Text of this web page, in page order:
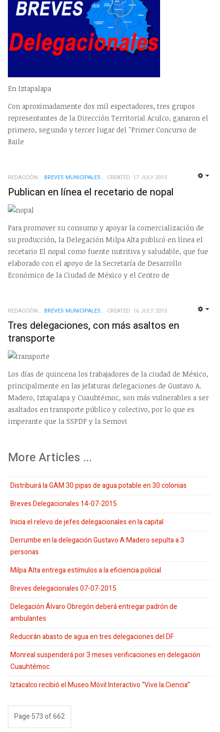
En Iztapalapa
Con aproximadamente dos mil espectadores, tres grupos
representantes de la Dirección Territorial Aculco, ganaron el
primero, segundo y tercer lugar del "Primer Concurso de
Baile
REDACCIÒN BREVES MUNICIPALES CREATED: 17 JULY 2015
Publican en línea el recetario de nopal
Para promover su consumo y apoyar la comercialización de
su producción, la Delegación Milpa Alta publicó en línea el
recetario El nopal como fuente nutritiva y saludable, que fue
elaborado con el apoyo de la Secretaría de Desarrollo
Económico de la Ciudad de México y el Centro de
REDACCIÒN BREVES MUNICIPALES CREATED: 16 JULY 2015
Tres delegaciones, con más asaltos en
transporte
Los días de quincena los trabajadores de la ciudad de México,
principalmente en las jefaturas delegaciones de Gustavo A.
Madero, Iztapalapa y Cuauhtémoc, son más vulnerables a ser
asaltados en transporte público y colectivo, por lo que es
imperante que la SSPDF y la Semovi
More Articles ...
Distribuirá la GAM 30 pipas de agua potable en 30 colonias
Breves Delegacionales 14-07-2015
Inicia el relevo de jefes delegacionales en la capital
Derrumbe en la delegación Gustavo A Madero sepulta a 3
personas
Milpa Alta entrega estímulos a la eficiencia policial
Breves delegacionales 07-07-2015
Delegación Álvaro Obregón deberá entregar padrón de
ambulantes
Reducirán abasto de agua en tres delegaciones del DF
Monreal suspenderá por 3 meses verificaciones en delegación
Cuauhtémoc
Iztacalco recibió el Museo Móvil Interactivo “Vive la Ciencia”
Page 573 of 662